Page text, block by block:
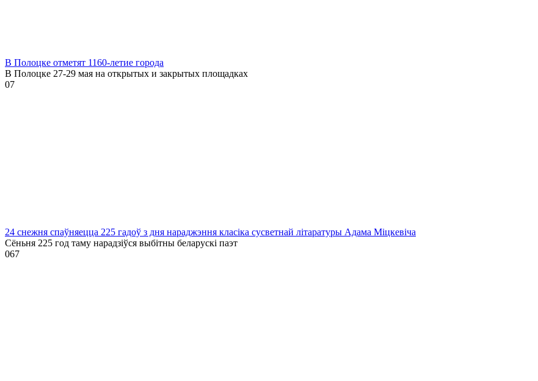
В Полоцке отметят 1160-летие города
В Полоцке 27-29 мая на открытых и закрытых площадках
07
24 снежня спаўняецца 225 гадоў з дня нараджэння класіка сусветнай літаратуры Адама Міцкевіча
Сёньня 225 год таму нарадзіўся выбітны беларускі паэт
067